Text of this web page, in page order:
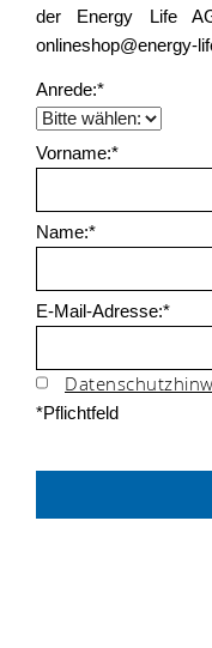
der Energy Life
onlineshop@energy-
Anrede:*
Vorname:*
Name:*
E-Mail-Adresse:*
*Pflichtfeld